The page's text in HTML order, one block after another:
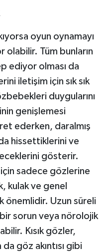
oyun oynamayı
olabilir. Tüm bunların
ediyor olması da
iletişim için sık sık
duygularını
genişlemesi
ederken, daralmış
hissettiklerini ve
gösterir.
için sadece gözlerine
kulak ve genel
önemlidir. Uzun süreli
sorun veya nörolojik
Kısık gözler,
göz akıntısı gibi